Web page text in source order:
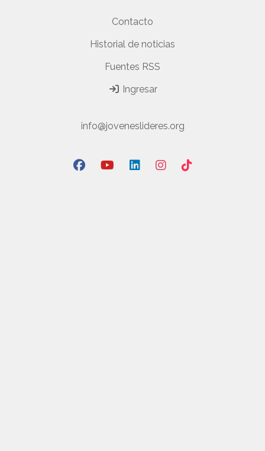
Contacto
Historial de noticias
Fuentes RSS
Ingresar
info@joveneslideres.org